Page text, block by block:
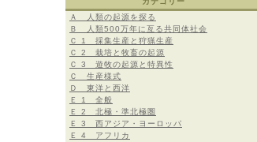
Ａ 人類の起源を探る
Ｂ 人類500万年に亙る共同体社会
Ｃ 1 採集生産と狩猟生産
Ｃ 2 栽培と牧畜の起源
Ｃ 3 遊牧の起源と特異性
Ｃ 生産様式
Ｄ 東洋と西洋
Ｅ 1 全般
Ｅ 2 北極・準北極圏
Ｅ 3 西アジア・ヨーロッパ
Ｅ 4 アフリカ